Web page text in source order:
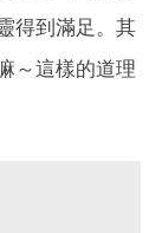
得到滿足。其
～這樣的道理